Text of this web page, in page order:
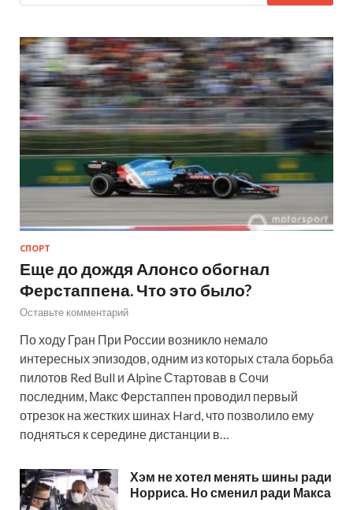
СПОРТ
Еще до дождя Алонсо обогнал
Ферстаппена. Что это было?
Оставьте комментарий
По ходу Гран При России возникло немало
интересных эпизодов, одним из которых стала борьба
пилотов Red Bull и Alpine Стартовав в Сочи
последним, Макс Ферстаппен проводил первый
отрезок на жестких шинах Hard, что позволило ему
подняться к середине дистанции в…
Хэм не хотел менять шины ради
Норриса. Но сменил ради Макса